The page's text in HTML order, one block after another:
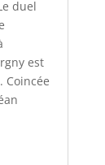
duel
est